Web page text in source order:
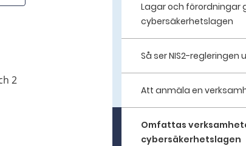
2
Lagar och förordningar
cybersäkerhetslagen
Så ser NIS2-regleringen
Att anmäla en
Omfattas
cybersäkerhetslagen